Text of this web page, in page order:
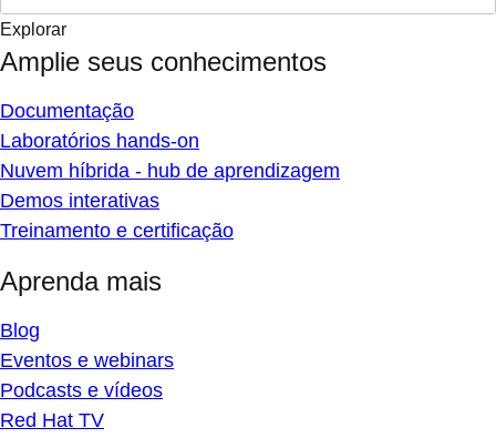
Explorar
Amplie seus conhecimentos
Documentação
Laboratórios hands-on
Nuvem híbrida - hub de aprendizagem
Demos interativas
Treinamento e certificação
Aprenda mais
Blog
Eventos e webinars
Podcasts e vídeos
Red Hat TV